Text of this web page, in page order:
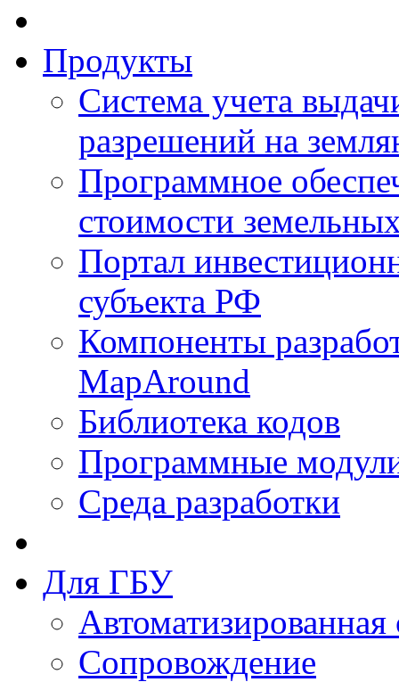
Продукты
Система учета
разрешений на
Программное
стоимости
Портал
субъекта РФ
Компоненты
MapAround
Библиотека кодов
Программные
Среда разработки
Для ГБУ
Сопровождение